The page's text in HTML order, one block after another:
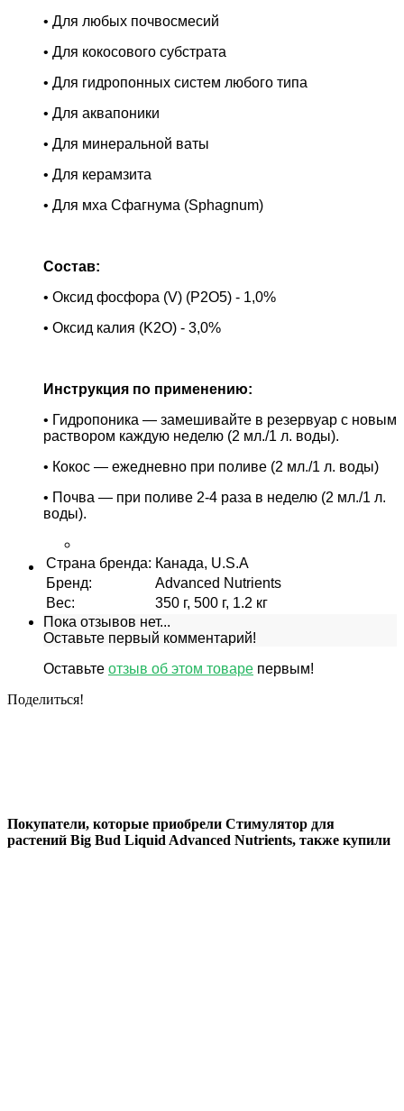
• Для любых почвосмесий
• Для кокосового субстрата
• Для гидропонных систем любого типа
• Для аквапоники
• Для минеральной ваты
• Для керамзита
• Для мха Сфагнума (Sphagnum)
Состав:
• Оксид фосфора (V) (P2O5) - 1,0%
• Оксид калия (K2O) - 3,0%
Инструкция по применению:
• Гидропоника — замешивайте в резервуар с новым
раствором каждую неделю (2 мл./1 л. воды).
• Кокос — ежедневно при поливе (2 мл./1 л. воды)
• Почва — при поливе 2-4 раза в неделю (2 мл./1 л.
воды).
Страна бренда: Канада, U.S.A
Бренд:
Advanced Nutrients
Вес:
350 г, 500 г, 1.2 кг
Пока отзывов нет...
Оставьте первый комментарий!
Оставьте отзыв об этом товаре первым!
Поделиться!
Покупатели, которые приобрели Стимулятор для
растений Big Bud Liquid Advanced Nutrients, также купили